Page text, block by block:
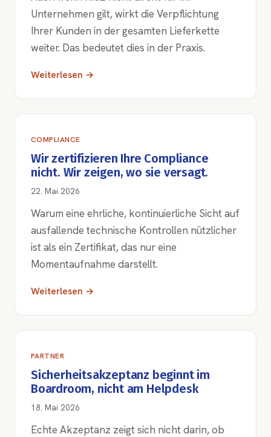
Unternehmen gilt, wirkt die Verpflichtung
Ihrer Kunden in der gesamten Lieferkette
weiter. Das bedeutet dies in der Praxis.
Weiterlesen →
COMPLIANCE
Wir zertifizieren Ihre Compliance
nicht. Wir zeigen, wo sie versagt.
22. Mai 2026
Warum eine ehrliche, kontinuierliche Sicht auf
ausfallende technische Kontrollen nützlicher
ist als ein Zertifikat, das nur eine
Momentaufnahme darstellt.
Weiterlesen →
PARTNER
Sicherheitsakzeptanz beginnt im
Boardroom, nicht am Helpdesk
18. Mai 2026
Echte Akzeptanz zeigt sich nicht darin, ob